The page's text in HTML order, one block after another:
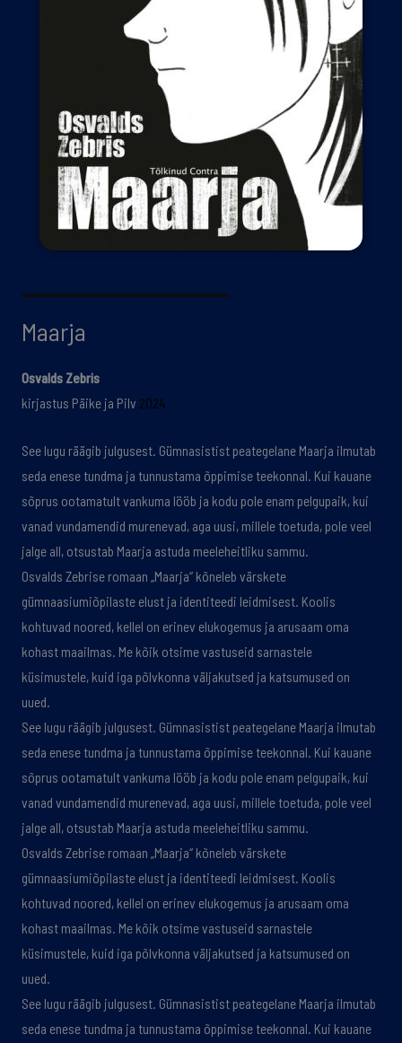
Maarja
Osvalds Zebris
kirjastus Päike ja Pilv 2024
See lugu räägib julgusest. Gümnasistist peategelane Maarja ilmutab
seda enese tundma ja tunnustama õppimise teekonnal. Kui kauane
sõprus ootamatult vankuma lööb ja kodu pole enam pelgupaik, kui
vanad vundamendid murenevad, aga uusi, millele toetuda, pole veel
jalge all, otsustab Maarja astuda meeleheitliku sammu.
Osvalds Zebrise romaan „Maarja“ kõneleb värskete
gümnaasiumiõpilaste elust ja identiteedi leidmisest. Koolis
kohtuvad noored, kellel on erinev elukogemus ja arusaam oma
kohast maailmas. Me kõik otsime vastuseid sarnastele
küsimustele, kuid iga põlvkonna väljakutsed ja katsumused on
uued.
See lugu räägib julgusest. Gümnasistist peategelane Maarja ilmutab
seda enese tundma ja tunnustama õppimise teekonnal. Kui kauane
sõprus ootamatult vankuma lööb ja kodu pole enam pelgupaik, kui
vanad vundamendid murenevad, aga uusi, millele toetuda, pole veel
jalge all, otsustab Maarja astuda meeleheitliku sammu.
Osvalds Zebrise romaan „Maarja“ kõneleb värskete
gümnaasiumiõpilaste elust ja identiteedi leidmisest. Koolis
kohtuvad noored, kellel on erinev elukogemus ja arusaam oma
kohast maailmas. Me kõik otsime vastuseid sarnastele
küsimustele, kuid iga põlvkonna väljakutsed ja katsumused on
uued.
See lugu räägib julgusest. Gümnasistist peategelane Maarja ilmutab
seda enese tundma ja tunnustama õppimise teekonnal. Kui kauane